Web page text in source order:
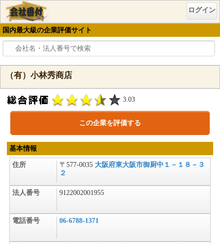
ログイン
国内最大級の企業評価サイト
（有）小林秀商店
3.03
この企業を評価する
基本情報
住所 〒577-0035 大阪府東大阪市御厨中１－１８－３
２
法人番号 9122002001955
電話番号 06-6788-1371